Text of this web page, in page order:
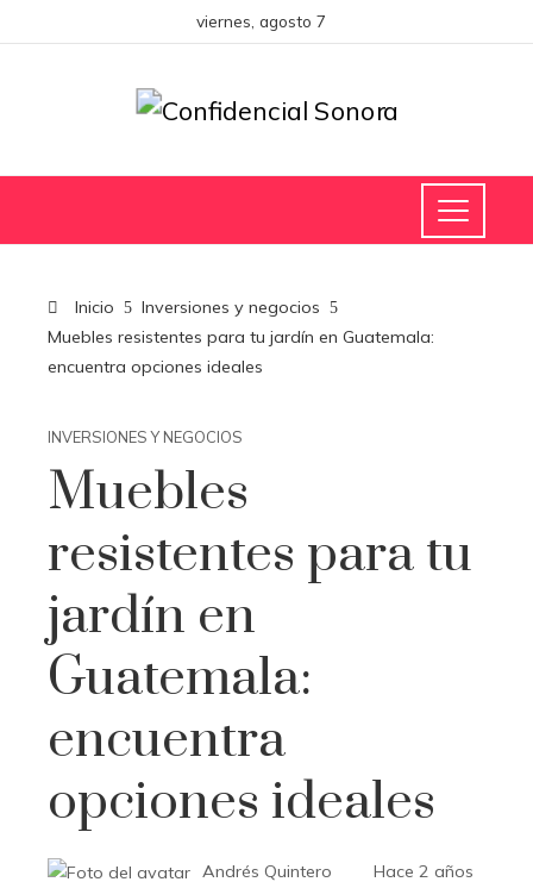
viernes, agosto 7
Inicio
Inversiones y negocios
Muebles resistentes para tu jardín en Guatemala:
encuentra opciones ideales
INVERSIONES Y NEGOCIOS
Muebles
resistentes para tu
jardín en
Guatemala:
encuentra
opciones ideales
Andrés Quintero Hace 2 años